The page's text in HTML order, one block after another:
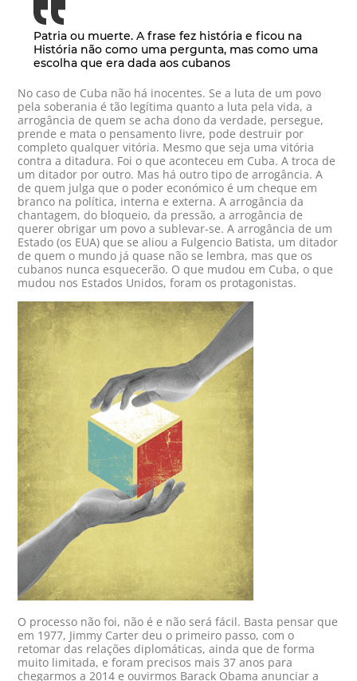
Patria ou muerte. A frase fez história e ficou na
História não como uma pergunta, mas como uma
escolha que era dada aos cubanos
No caso de Cuba não há inocentes. Se a luta de um povo
pela soberania é tão legítima quanto a luta pela vida, a
arrogância de quem se acha dono da verdade, persegue,
prende e mata o pensamento livre, pode destruir por
completo qualquer vitória. Mesmo que seja uma vitória
contra a ditadura. Foi o que aconteceu em Cuba. A troca de
um ditador por outro. Mas há outro tipo de arrogância. A
de quem julga que o poder económico é um cheque em
branco na política, interna e externa. A arrogância da
chantagem, do bloqueio, da pressão, a arrogância de
querer obrigar um povo a sublevar-se. A arrogância de um
Estado (os EUA) que se aliou a Fulgencio Batista, um ditador
de quem o mundo já quase não se lembra, mas que os
cubanos nunca esquecerão. O que mudou em Cuba, o que
mudou nos Estados Unidos, foram os protagonistas.
O processo não foi, não é e não será fácil. Basta pensar que
em 1977, Jimmy Carter deu o primeiro passo, com o
retomar das relações diplomáticas, ainda que de forma
muito limitada, e foram precisos mais 37 anos para
chegarmos a 2014 e ouvirmos Barack Obama anunciar a